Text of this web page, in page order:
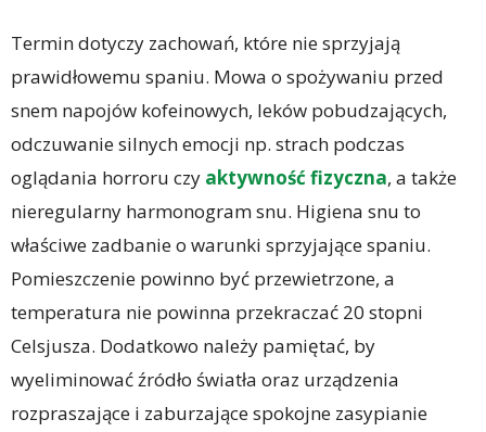
Termin dotyczy zachowań, które nie sprzyjają
prawidłowemu spaniu. Mowa o spożywaniu przed
snem napojów kofeinowych, leków pobudzających,
odczuwanie silnych emocji np. strach podczas
oglądania horroru czy aktywność fizyczna, a także
nieregularny harmonogram snu. Higiena snu to
właściwe zadbanie o warunki sprzyjające spaniu.
Pomieszczenie powinno być przewietrzone, a
temperatura nie powinna przekraczać 20 stopni
Celsjusza. Dodatkowo należy pamiętać, by
wyeliminować źródło światła oraz urządzenia
rozpraszające i zaburzające spokojne zasypianie